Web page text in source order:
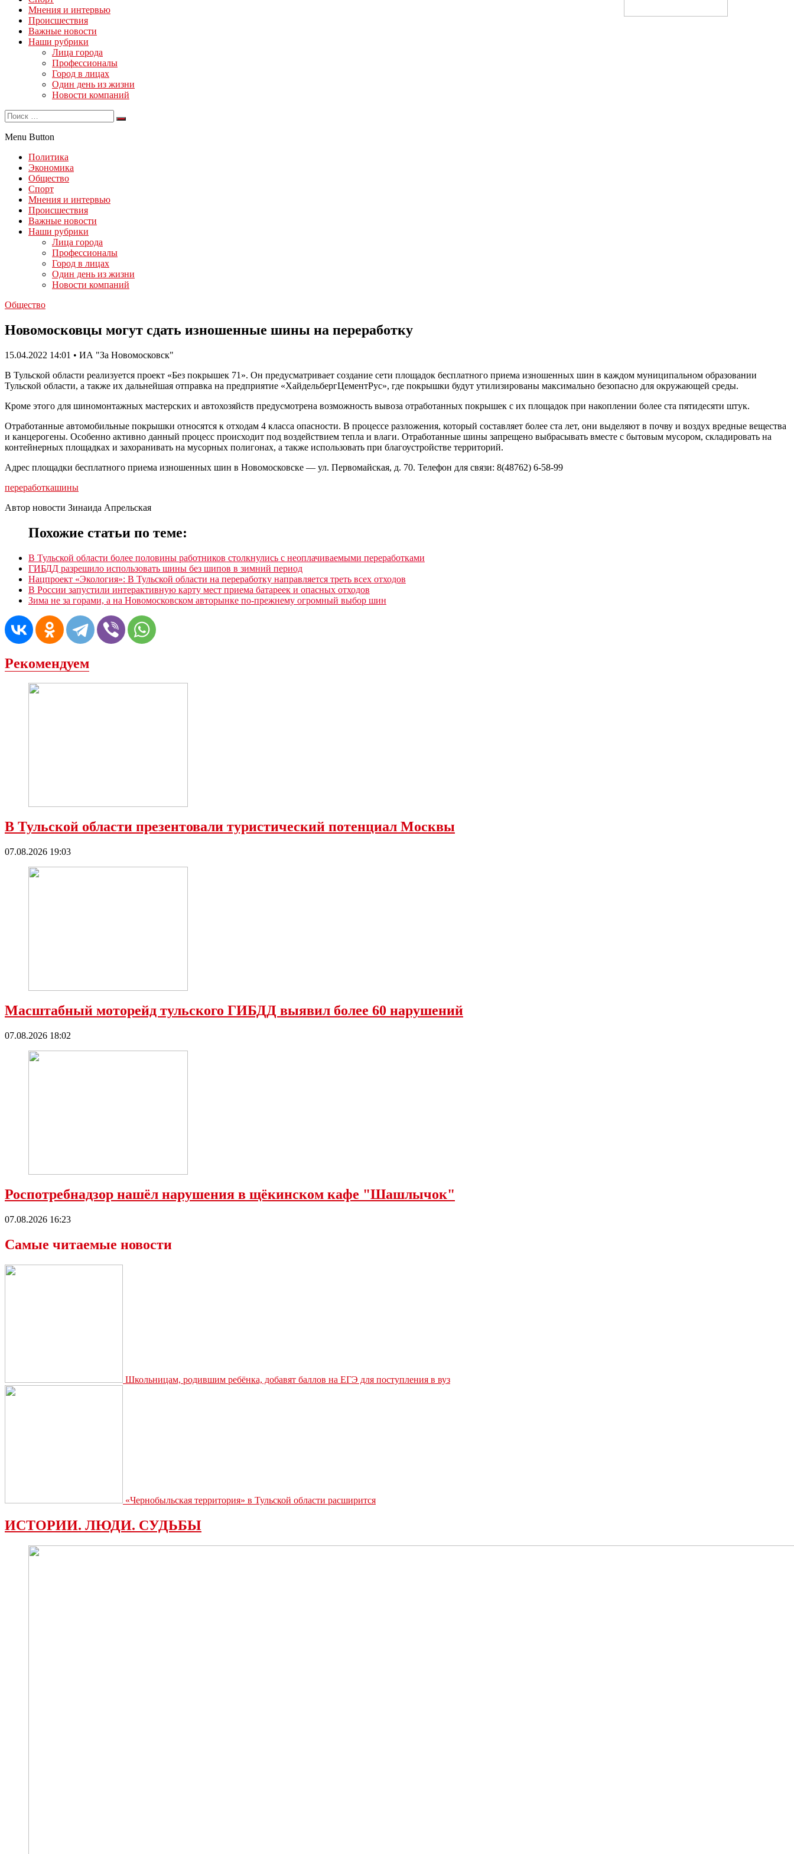
Мнения и интервью
Происшествия
Важные новости
Наши рубрики
Лица города
Профессионалы
Город в лицах
Один день из жизни
Новости компаний
Menu Button
Политика
Экономика
Общество
Спорт
Мнения и интервью
Происшествия
Важные новости
Наши рубрики
Лица города
Профессионалы
Город в лицах
Один день из жизни
Новости компаний
Общество
Новомосковцы могут сдать изношенные шины на переработку
15.04.2022 14:01 • ИА "За Новомосковск"
В Тульской области реализуется проект «Без покрышек 71». Он предусматривает создание сети площадок бесплатного приема изношенных шин в каждом муниципальном образовании
Тульской области, а также их дальнейшая отправка на предприятие «ХайдельбергЦементРус», где покрышки будут утилизированы максимально безопасно для окружающей среды.
Кроме этого для шиномонтажных мастерских и автохозяйств предусмотрена возможность вывоза отработанных покрышек с их площадок при накоплении более ста пятидесяти штук.
Отработанные автомобильные покрышки относятся к отходам 4 класса опасности. В процессе разложения, который составляет более ста лет, они выделяют в почву и воздух вредные вещества
и канцерогены. Особенно активно данный процесс происходит под воздействием тепла и влаги. Отработанные шины запрещено выбрасывать вместе с бытовым мусором, складировать на
контейнерных площадках и захоранивать на мусорных полигонах, а также использовать при благоустройстве территорий.
Адрес площадки бесплатного приема изношенных шин в Новомосковске — ул. Первомайская, д. 70. Телефон для связи: 8(48762) 6-58-99
переработкашины
Автор новости Зинаида Апрельская
Похожие статьи по теме:
В Тульской области более половины работников столкнулись с неоплачиваемыми переработками
ГИБДД разрешило использовать шины без шипов в зимний период
Нацпроект «Экология»: В Тульской области на переработку направляется треть всех отходов
В России запустили интерактивную карту мест приема батареек и опасных отходов
Зима не за горами, а на Новомосковском авторынке по-прежнему огромный выбор шин
Рекомендуем
В Тульской области презентовали туристический потенциал Москвы
07.08.2026 19:03
Масштабный моторейд тульского ГИБДД выявил более 60 нарушений
07.08.2026 18:02
Роспотребнадзор нашёл нарушения в щёкинском кафе "Шашлычок"
07.08.2026 16:23
Самые читаемые новости
Школьницам, родившим ребёнка, добавят баллов на ЕГЭ для поступления в вуз
«Чернобыльская территория» в Тульской области расширится
ИСТОРИИ. ЛЮДИ. СУДЬБЫ